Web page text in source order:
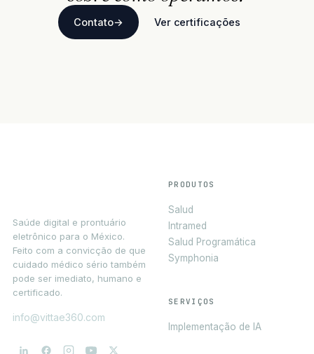
Contato→ Ver certificações
Saúde digital e prontuário
eletrônico para o México.
Feito com a convicção de que
cuidado médico sério também
pode ser imediato, humano e
certificado.
info@vittae360.com
PRODUTOS
Salud
Intramed
Salud Programática
Symphonia
SERVIÇOS
Implementação de IA